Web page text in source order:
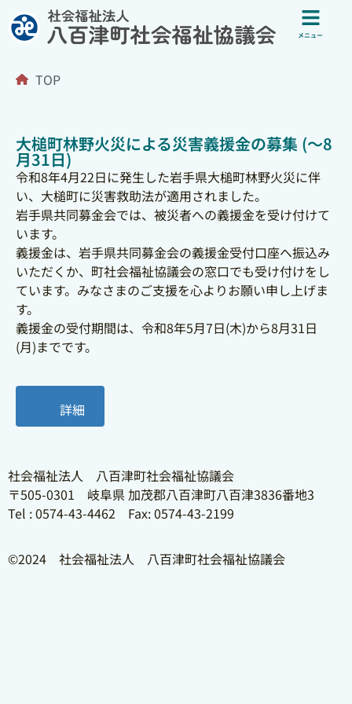
メニュー
TOP
大槌町林野火災による災害義援金の募集 (～8
月31日)
令和8年4月22日に発生した岩手県大槌町林野火災に伴
い、大槌町に災害救助法が適用されました。
岩手県共同募金会では、被災者への義援金を受け付けて
います。
義援金は、岩手県共同募金会の義援金受付口座へ振込み
いただくか、町社会福祉協議会の窓口でも受け付けをし
ています。みなさまのご支援を心よりお願い申し上げま
す。
義援金の受付期間は、令和8年5月7日(木)から8月31日
(月)までです。
詳細
社会福祉法人 八百津町社会福祉協議会
〒505-0301 岐阜県 加茂郡八百津町八百津3836番地3
Tel : 0574-43-4462 Fax: 0574-43-2199
©2024 社会福祉法人 八百津町社会福祉協議会